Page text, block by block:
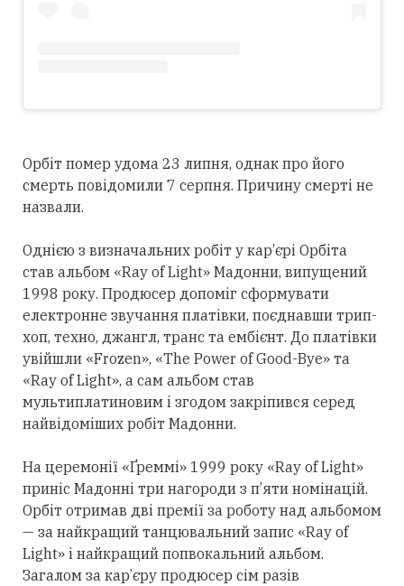
Орбіт помер удома 23 липня, однак про його
смерть повідомили 7 серпня. Причину смерті не
назвали.
Однією з визначальних робіт у кар’єрі Орбіта
став альбом «Ray of Light» Мадонни, випущений
1998 року. Продюсер допоміг сформувати
електронне звучання платівки, поєднавши трип-
хоп, техно, джангл, транс та ембієнт. До платівки
увійшли «Frozen», «The Power of Good-Bye» та
«Ray of Light», а сам альбом став
мультиплатиновим і згодом закріпився серед
найвідоміших робіт Мадонни.
На церемонії «Ґреммі» 1999 року «Ray of Light»
приніс Мадонні три нагороди з п’яти номінацій.
Орбіт отримав дві премії за роботу над альбомом
— за найкращий танцювальний запис «Ray of
Light» і найкращий попвокальний альбом.
Загалом за кар’єру продюсер сім разів